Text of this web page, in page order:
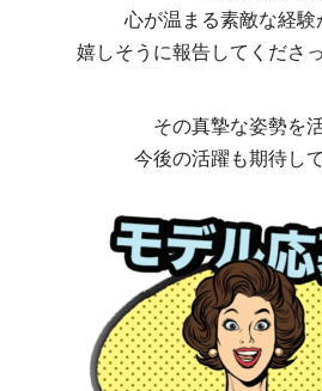
心が温まる素敵な経験
嬉しそうに報告してくださ
その真摯な姿勢を
今後の活躍も期待し